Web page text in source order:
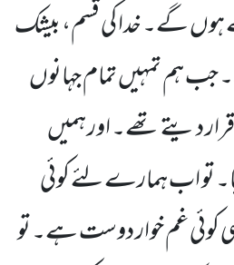
ہوں گے۔ خدا کی قسم، بیشک
جب ہم تمہیں تمام جہانوں
دیتے تھے۔ اور ہمیں
تو اب ہمارے لئے کوئی
کوئی غم خوار دوست ہے۔ تو